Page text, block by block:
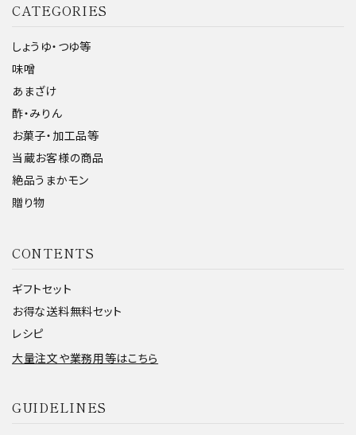
カテゴリー
CATEGORIES
しょうゆ・つゆ等
味噌
あまざけ
酢・みりん
お菓子・加工品等
当蔵お客様の商品
絶品うまかモン
贈り物
CONTENTS
ギフトセット
お得な送料無料セット
レシピ
大量注文や業務用等はこちら
GUIDELINES